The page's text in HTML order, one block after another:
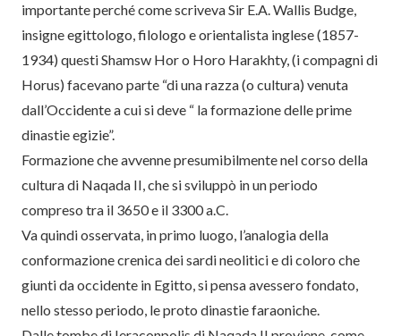
importante perché come scriveva Sir E.A. Wallis Budge,
insigne egittologo, filologo e orientalista inglese (1857-
1934) questi Shamsw Hor o Horo Harakhty, (i compagni di
Horus) facevano parte “di una razza (o cultura) venuta
dall’Occidente a cui si deve “ la formazione delle prime
dinastie egizie”.
Formazione che avvenne presumibilmente nel corso della
cultura di Naqada II, che si sviluppò in un periodo
compreso tra il 3650 e il 3300 a.C.
Va quindi osservata, in primo luogo, l’analogia della
conformazione crenica dei sardi neolitici e di coloro che
giunti da occidente in Egitto, si pensa avessero fondato,
nello stesso periodo, le proto dinastie faraoniche.